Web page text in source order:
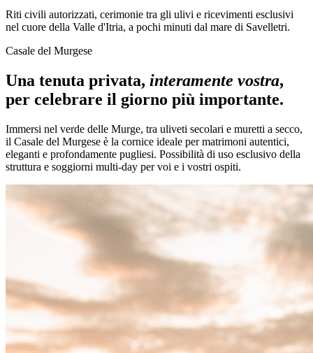
Riti civili autorizzati, cerimonie tra gli ulivi e ricevimenti esclusivi
nel cuore della Valle d'Itria, a pochi minuti dal mare di Savelletri.
Casale del Murgese
Una tenuta privata, interamente vostra,
per celebrare il giorno più importante.
Immersi nel verde delle Murge, tra uliveti secolari e muretti a secco,
il Casale del Murgese è la cornice ideale per matrimoni autentici,
eleganti e profondamente pugliesi. Possibilità di uso esclusivo della
struttura e soggiorni multi-day per voi e i vostri ospiti.